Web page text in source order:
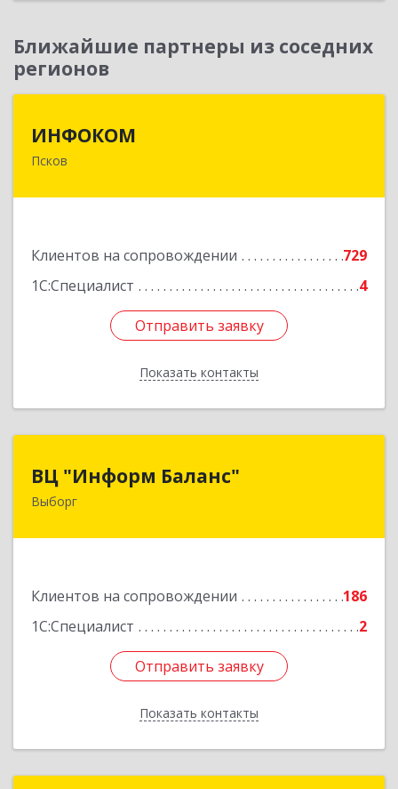
Ближайшие партнеры из соседних
регионов
ИНФОКОМ
Псков
Клиентов на сопровождении
729
1С:Специалист
4
Отправить заявку
Показать контакты
180000, Псковская обл, Псков г, Советская ул,
Отправить заявку
Назад
ВЦ "Информ Баланс"
Выборг
Клиентов на сопровождении
186
1С:Специалист
2
Отправить заявку
Показать контакты
188800, Ленинградская обл, Выборгский р-н,
Отправить заявку
Назад